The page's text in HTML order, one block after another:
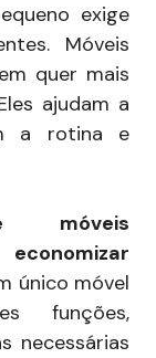
exige
Móveis
quer mais
ajudam a
a rotina e
móveis
único móvel
funções,
necessárias